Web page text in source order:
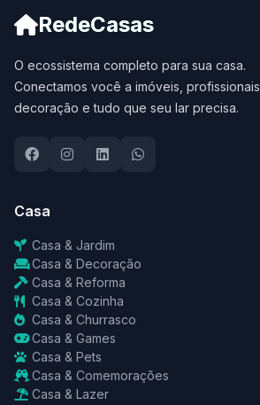
RedeCasas
O ecossistema completo para sua casa.
Conectamos você a imóveis, profissionais,
decoração e tudo que seu lar precisa.
Casa
Casa & Jardim
Casa & Decoração
Casa & Reforma
Casa & Cozinha
Casa & Churrasco
Casa & Games
Casa & Pets
Casa & Comemorações
Casa & Lazer